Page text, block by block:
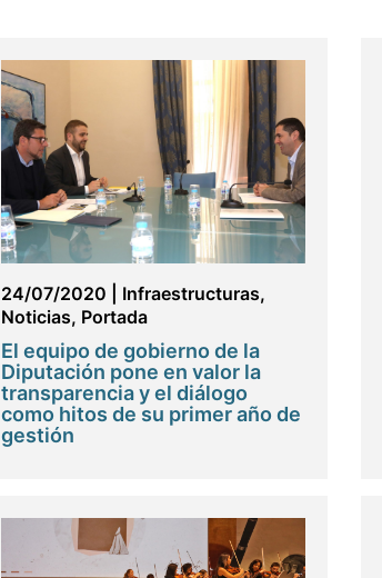
24/07/2020 Infraestructuras,
Noticias, Portada
El equipo de gobierno de la
Diputación pone en valor la
transparencia y el diálogo
como hitos de su primer año de
gestión